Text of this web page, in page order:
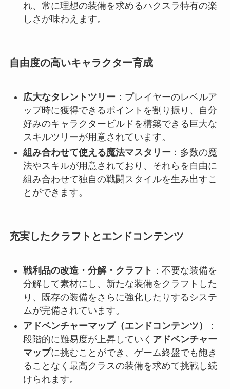
れ、常に理想の装備を求めるハクスラ特有の楽
しさが味わえます。
自由度の高いキャラクター育成
広大なタレントツリー ：プレイヤーのレベルア
ップ時に獲得できるポイントを割り振り、自分
好みのキャラクタービルドを構築できる巨大な
スキルツリーが用意されています。
組み合わせて使える魔法マスタリー ：多数の魔
法やスキルが用意されており、それらを自由に
組み合わせて独自の戦闘スタイルを生み出すこ
とができます。
充実したクラフトとエンドコンテンツ
戦利品の改造・分解・クラフト ：不要な装備を
分解して素材にし、新たな装備をクラフトした
り、既存の装備をさらに強化したりするシステ
ムが完備されています。
アドベンチャーマップ（エンドコンテンツ）
：
段階的に難易度が上昇していく アドベンチャー
マップに挑むことができ、ゲーム終盤でも飽き
ることなく最高クラスの装備を求めて挑戦し続
けられます。